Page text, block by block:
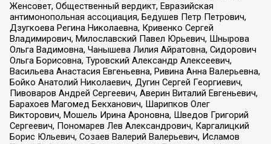
Женсовет, Общественный вердикт, Евразийская
антимонопольная ассоциация, Бедушев Петр Петрович,
Дзугкоева Регина Николаевна, Кривенко Сергей
Владимирович, Милославский Павел Юрьевич, Шнырова
Ольга Вадимовна, Чанышева Лилия Айратовна, Сидорович
Ольга Борисовна, Туровский Александр Алексеевич,
Васильева Анастасия Евгеньевна, Ривина Анна Валерьевна,
Бойко Анатолий Николаевич, Дугин Сергей Георгиевич,
Пивоваров Андрей Сергеевич, Аверин Виталий Евгеньевич,
Барахоев Магомед Бекханович, Шарипков Олег
Викторович, Мошель Ирина Ароновна, Шведов Григорий
Сергеевич, Пономарев Лев Александрович, Каргалицкий
Борис Юльевич, Созаев Валерий Валерьевич, Исламов